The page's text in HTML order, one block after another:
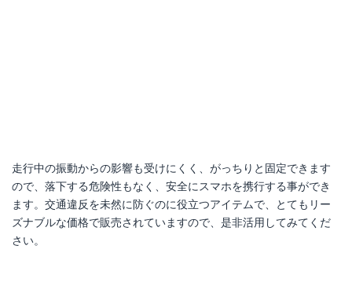
走行中の振動からの影響も受けにくく、がっちりと固定できます
ので、落下する危険性もなく、安全にスマホを携行する事ができ
ます。交通違反を未然に防ぐのに役立つアイテムで、とてもリー
ズナブルな価格で販売されていますので、是非活用してみてくだ
さい。